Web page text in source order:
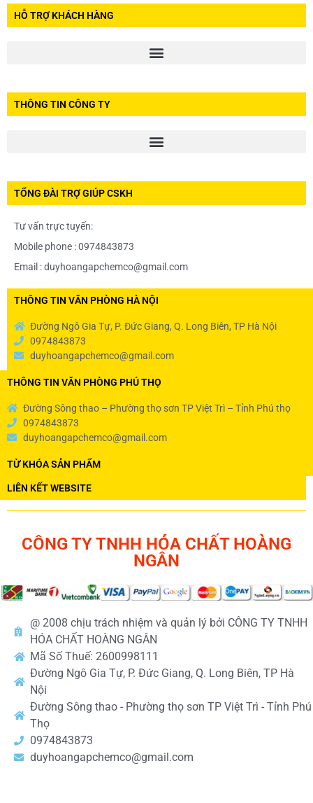
HỖ TRỢ KHÁCH HÀNG
THÔNG TIN CÔNG TY
TỔNG ĐÀI TRỢ GIÚP CSKH
Tư vấn trực tuyến:
Mobile phone : 0974843873
Email : duyhoangapchemco@gmail.com
THÔNG TIN VĂN PHÒNG HÀ NỘI
Đường Ngô Gia Tự, P. Đức Giang, Q. Long Biên, TP Hà Nội
0974843873
duyhoangapchemco@gmail.com
THÔNG TIN VĂN PHÒNG PHÚ THỌ
Đường Sông thao – Phường thọ sơn TP Việt Trì – Tỉnh Phú thọ
0974843873
duyhoangapchemco@gmail.com
TỪ KHÓA SẢN PHẨM
LIÊN KẾT WEBSITE
CÔNG TY TNHH HÓA CHẤT HOÀNG
NGÂN
@ 2008 chịu trách nhiệm và quản lý bởi CÔNG TY TNHH
HÓA CHẤT HOÀNG NGÂN
Mã Số Thuế: 2600998111
Đường Ngô Gia Tự, P. Đức Giang, Q. Long Biên, TP Hà
Nội
Đường Sông thao - Phường thọ sơn TP Việt Trì - Tỉnh Phú
Thọ
0974843873
duyhoangapchemco@gmail.com